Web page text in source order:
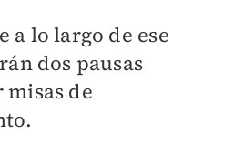
a lo largo de ese
dos pausas
de